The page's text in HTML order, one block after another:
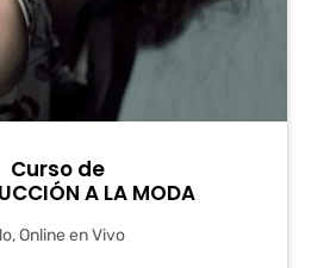
Curso de
A LA MODA
Online en Vivo